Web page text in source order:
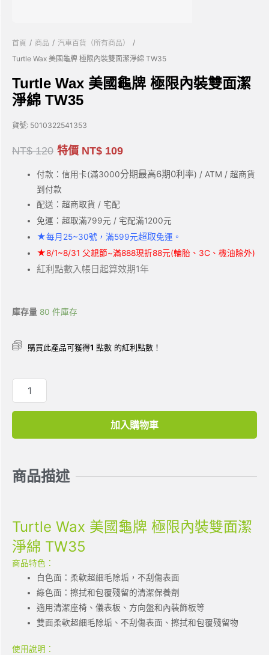
首頁 / 商品 / 汽車百貨（所有商品）
/
Turtle Wax 美國龜牌 極限內裝雙面潔淨綿 TW35
Turtle Wax 美國龜牌 極限內裝雙面潔
淨綿 TW35
貨號: 5010322541353
NT$120 特價 NT$ 109
付款：信用卡(滿3000分期最高6期0利率) / ATM / 超商貨
到付款
配送：超商取貨 / 宅配
免運：超取滿799元 / 宅配滿1200元
★每月25~30號，滿599元超取免運。
★8/1~8/31 父親節~滿888現折88元(輪胎、3C、機油除外)
紅利點數入帳日起算效期1年
庫存量 80 件庫存
購買此產品可獲得1 點數 的紅利點數！
加入購物車
商品描述
Turtle Wax 美國龜牌 極限內裝雙面潔
淨綿 TW35
商品特色：
白色面：柔軟超細毛除垢，不刮傷表面
綠色面：擦拭和包覆殘留的清潔保養劑
適用清潔座椅、儀表板、方向盤和內裝飾板等
雙面柔軟超細毛除垢、不刮傷表面、擦拭和包覆殘留物
使用說明：